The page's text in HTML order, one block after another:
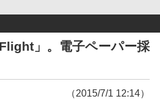
」。電子ペーパー採
（2015/7/1 12:14）